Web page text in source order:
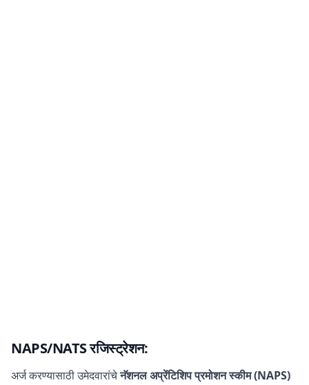
NAPS/NATS रजिस्ट्रेशन:
अर्ज करण्यासाठी उमेदवारांचेनॅशनल अप्रेंटिशिप प्रमोशन स्कीम (NAPS)